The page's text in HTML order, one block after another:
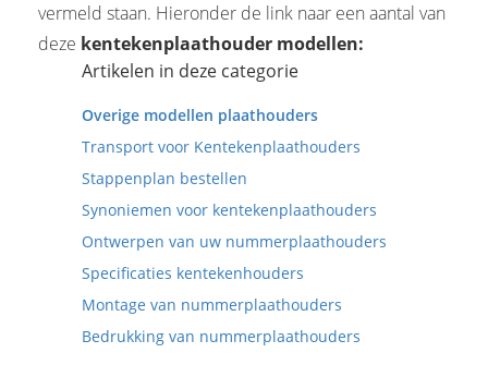
vermeld staan. Hieronder de link naar een aantal van
deze kentekenplaathouder modellen:
Artikelen in deze categorie
Overige modellen plaathouders
Transport voor Kentekenplaathouders
Stappenplan bestellen
Synoniemen voor kentekenplaathouders
Ontwerpen van uw nummerplaathouders
Specificaties kentekenhouders
Montage van nummerplaathouders
Bedrukking van nummerplaathouders